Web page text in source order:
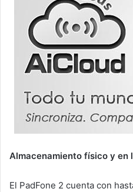
Almacenamiento físico y en
El PadFone 2 cuenta con